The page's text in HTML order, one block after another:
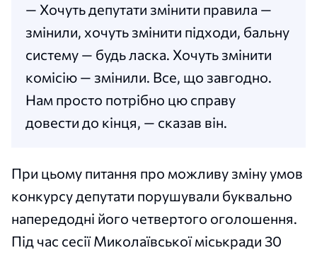
— Хочуть депутати змінити правила —
змінили, хочуть змінити підходи, бальну
систему — будь ласка. Хочуть змінити
комісію — змінили. Все, що завгодно.
Нам просто потрібно цю справу
довести до кінця, — сказав він.
При цьому питання про можливу зміну умов
конкурсу депутати порушували буквально
напередодні його четвертого оголошення.
Під час сесії Миколаївської міськради 30